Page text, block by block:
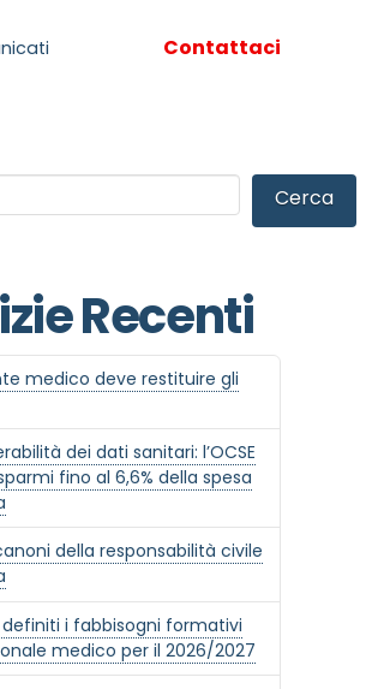
Contattaci
Cerca
Recenti
medico deve restituire gli
dei dati sanitari: l’OCSE
fino al 6,6% della spesa
della responsabilità civile
definiti i fabbisogni formativi
medico per il 2026/2027